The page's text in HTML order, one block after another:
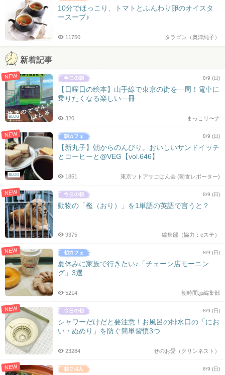
10分でほっこり、トマトとふんわり卵のオイスタ
ースープ♪
タラゴン（奥津純子）
11750
新着記事
NEW
BLOG
8/9 (日)
【日曜日の絵本】山手線で東京の街を一周！電車に
乗りたくなる楽しい一冊
まっこリ〜ナ
320
NEW
BLOG
8/9 (日)
【新丸子】朝からのんびり。おいしいサンドイッチ
とコーヒーと@VEG【vol.646】
東京ソトアサごはん会 (朝食レポーター)
1851
NEW 8/9 (日)
動物の「檻（おり）」を1単語の英語で言うと？
編集部（協力：eステ）
9375
NEW 8/9 (日)
夏休みに家族で行きたい♪「チェーン店モーニン
グ」3選
朝時間.jp編集部
5214
NEW 8/9 (日)
シャワーだけだと要注意！お風呂の排水口の「にお
い・ぬめり」を防ぐ簡単習慣3つ
せのお愛（クリンネスト）
23284
NEW 8/9 (日)